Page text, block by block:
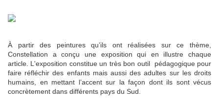
À partir des peintures qu’ils ont réalisées sur ce thème,
Constellation a conçu une exposition qui en illustre chaque
article. L'exposition constitue un très bon outil pédagogique pour
faire réfléchir des enfants mais aussi des adultes sur les droits
humains, en mettant l’accent sur la façon dont ils sont vécus
concrètement dans différents pays du Sud.